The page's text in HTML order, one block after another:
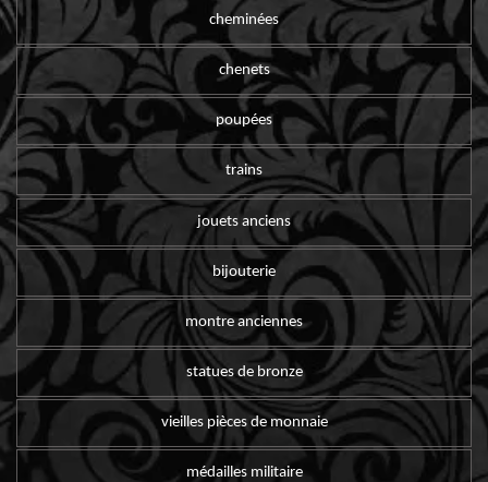
cheminées
chenets
poupées
trains
jouets anciens
bijouterie
montre anciennes
statues de bronze
vieilles pièces de monnaie
médailles militaire